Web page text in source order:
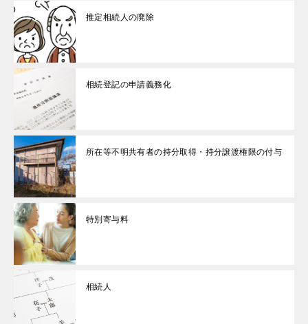
推定相続人の廃除
相続登記の申請義務化
所在等不明共有者の持分取得・持分譲渡権限の付与
特別寄与料
相続人